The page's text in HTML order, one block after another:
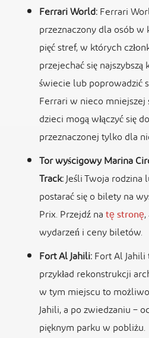
Ferrari World:Ferrari
przeznaczony dla osób w
pięć stref, w których
przejechać się
świecie lub poprowadzić
Ferrari w nieco mniejszej
dzieci mogą włączyć się
przeznaczonej tylko dla
Tor wyścigowy Marina
Track:Jeśli Twoja rodzina
postarać się o bilety na
Prix. Przejdź natę stronę,
wydarzeń i ceny biletów.
Fort Al Jahili:Fort Al
przykład rekonstrukcji
w tym miejscu to
Jahili, a po zwiedzaniu –
pięknym parku w pobliżu.